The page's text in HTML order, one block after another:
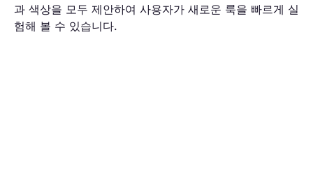
과 색상을 모두 제안하여 사용자가 새로운 룩을 빠르게 실
험해 볼 수 있습니다.